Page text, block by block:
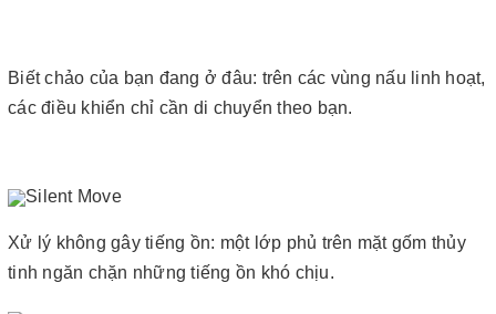
Biết chảo của bạn đang ở đâu: trên các vùng nấu linh hoạt,
các điều khiển chỉ cần di chuyển theo bạn.
Silent Move
Xử lý không gây tiếng ồn: một lớp phủ trên mặt gốm thủy
tinh ngăn chặn những tiếng ồn khó chịu.